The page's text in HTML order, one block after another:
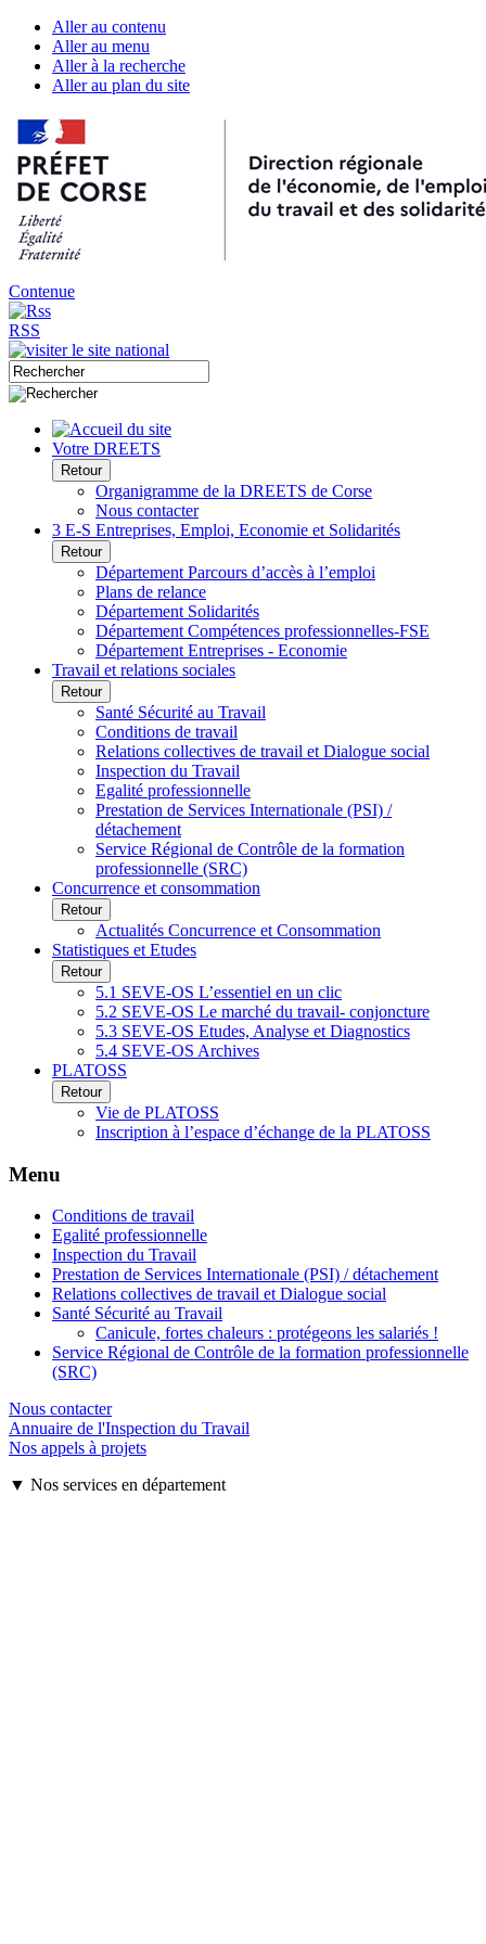
Aller au contenu
Aller au menu
Aller à la recherche
Aller au plan du site
Contenue
RSS
Votre DREETS
Retour
Organigramme de la DREETS de Corse
Nous contacter
3 E-S Entreprises, Emploi, Economie et Solidarités
Retour
Département Parcours d’accès à l’emploi
Plans de relance
Département Solidarités
Département Compétences professionnelles-FSE
Département Entreprises - Economie
Travail et relations sociales
Retour
Santé Sécurité au Travail
Conditions de travail
Relations collectives de travail et Dialogue social
Inspection du Travail
Egalité professionnelle
Prestation de Services Internationale (PSI) /
détachement
Service Régional de Contrôle de la formation
professionnelle (SRC)
Concurrence et consommation
Retour
Actualités Concurrence et Consommation
Statistiques et Etudes
Retour
5.1 SEVE-OS L’essentiel en un clic
5.2 SEVE-OS Le marché du travail- conjoncture
5.3 SEVE-OS Etudes, Analyse et Diagnostics
5.4 SEVE-OS Archives
PLATOSS
Retour
Vie de PLATOSS
Inscription à l’espace d’échange de la PLATOSS
Menu
Conditions de travail
Egalité professionnelle
Inspection du Travail
Prestation de Services Internationale (PSI) / détachement
Relations collectives de travail et Dialogue social
Santé Sécurité au Travail
Canicule, fortes chaleurs : protégeons les salariés !
Service Régional de Contrôle de la formation professionnelle
(SRC)
Nous contacter
Annuaire de l'Inspection du Travail
Nos appels à projets
▼ Nos services en département